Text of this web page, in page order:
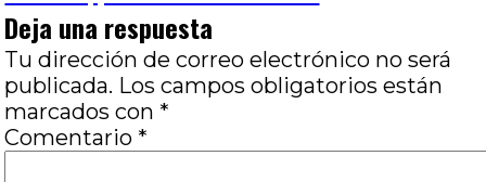
Deja una respuesta
Tu dirección de correo electrónico no será
publicada. Los campos obligatorios están
marcados con *
Comentario *